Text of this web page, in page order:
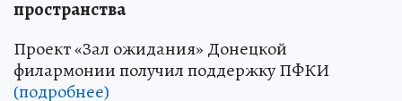
пространства
Проект «Зал ожидания» Донецкой
филармонии получил поддержку ПФКИ
(подробнее)